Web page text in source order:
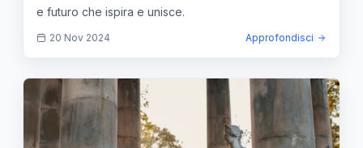
e futuro che ispira e unisce.
20 Nov 2024 Approfondisci